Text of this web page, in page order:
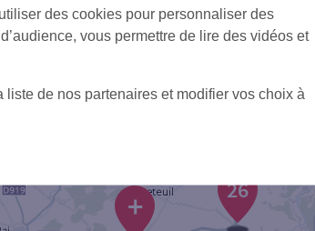
+
+
26
des cookies pour personnaliser des
vous permettre de lire des vidéos et
de nos partenaires et modifier vos choix à